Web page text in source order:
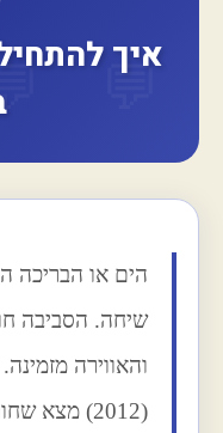
איך
הים או הבריכה
שיחה. הסביבה
(2012)